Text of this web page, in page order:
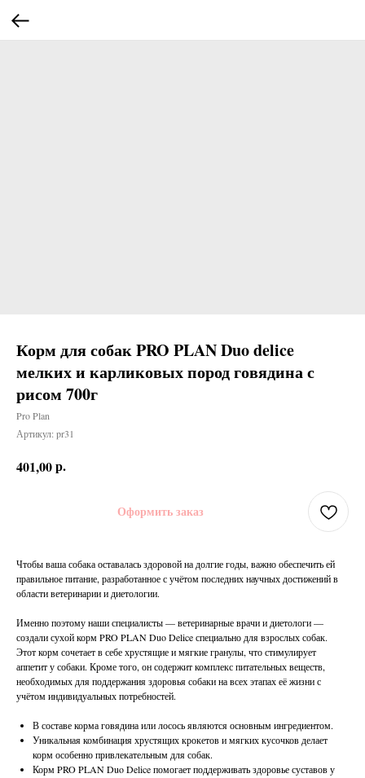
Корм для собак PRO PLAN Duo delice
мелких и карликовых пород говядина с
рисом 700г
Pro Plan
Артикул: pr31
401,00р.
Оформить заказ
Чтобы ваша собака оставалась здоровой на долгие годы, важно обеспечить ей
правильное питание, разработанное с учётом последних научных достижений в
области ветеринарии и диетологии.
Именно поэтому наши специалисты — ветеринарные врачи и диетологи —
создали сухой корм PRO PLAN Duo Delice специально для взрослых собак.
Этот корм сочетает в себе хрустящие и мягкие гранулы, что стимулирует
аппетит у собаки. Кроме того, он содержит комплекс питательных веществ,
необходимых для поддержания здоровья собаки на всех этапах её жизни с
учётом индивидуальных потребностей.
В составе корма говядина или лосось являются основным ингредиентом.
Уникальная комбинация хрустящих крокетов и мягких кусочков делает
корм особенно привлекательным для собак.
Корм PRO PLAN Duo Delice помогает поддерживать здоровье суставов у